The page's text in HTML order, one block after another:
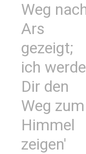
Weg
Ars
gezeigt;
ich werde
Dir den
Weg zum
Himmel
zeigen'